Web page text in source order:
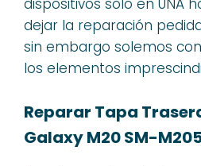
dispositivos solo en UNA
dejar la reparación
sin embargo solemos
los elementos
Reparar Tapa
Galaxy M20 SM-